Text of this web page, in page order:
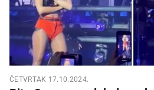
ČETVRTAK 17.10.2024.